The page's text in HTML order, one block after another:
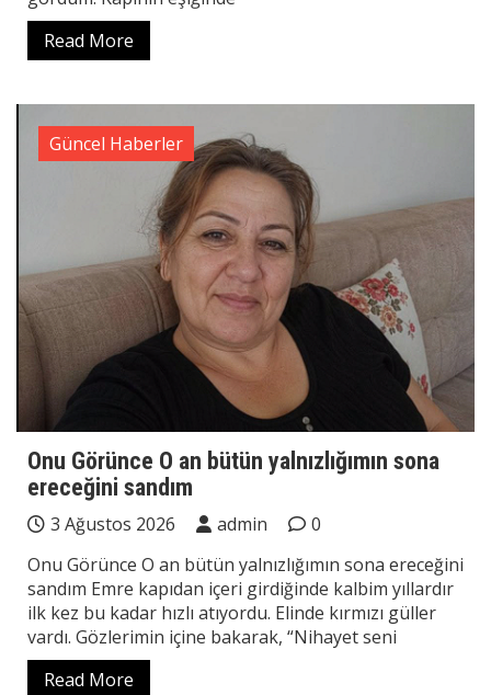
Read More
Güncel Haberler
Onu Görünce O an bütün yalnızlığımın sona
ereceğini sandım
3 Ağustos 2026 admin
0
Onu Görünce O an bütün yalnızlığımın sona ereceğini
sandım Emre kapıdan içeri girdiğinde kalbim yıllardır
ilk kez bu kadar hızlı atıyordu. Elinde kırmızı güller
vardı. Gözlerimin içine bakarak, “Nihayet seni
Read More